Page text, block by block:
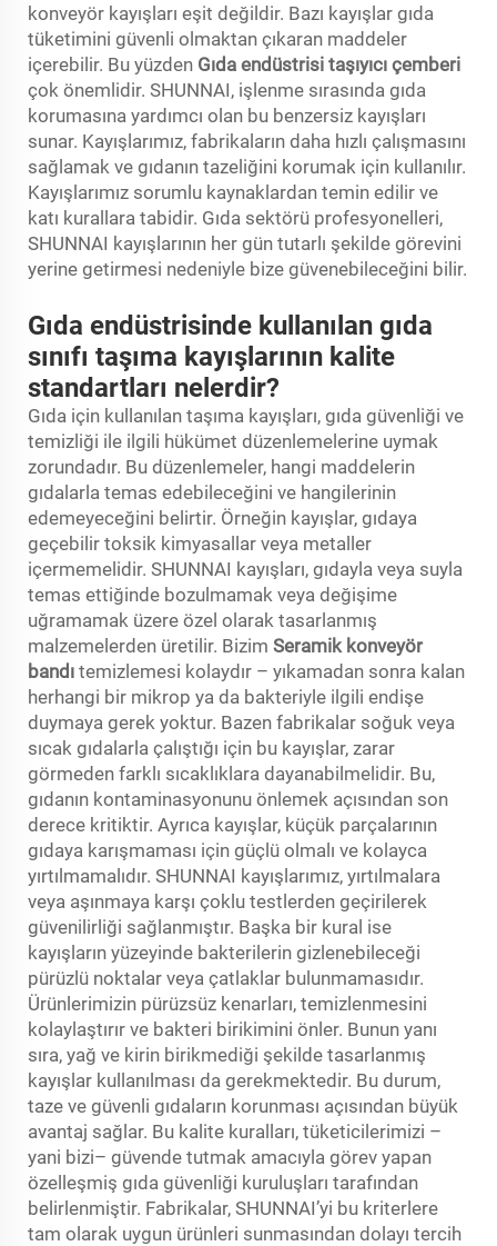
konveyör kayışları eşit değildir. Bazı kayışlar gıda
tüketimini güvenli olmaktan çıkaran maddeler
içerebilir. Bu yüzden Gıda endüstrisi taşıyıcı çemberi
çok önemlidir. SHUNNAI, işlenme sırasında gıda
korumasına yardımcı olan bu benzersiz kayışları
sunar. Kayışlarımız, fabrikaların daha hızlı çalışmasını
sağlamak ve gıdanın tazeliğini korumak için kullanılır.
Kayışlarımız sorumlu kaynaklardan temin edilir ve
katı kurallara tabidir. Gıda sektörü profesyonelleri,
SHUNNAI kayışlarının her gün tutarlı şekilde görevini
yerine getirmesi nedeniyle bize güvenebileceğini bilir.
Gıda endüstrisinde kullanılan gıda
sınıfı taşıma kayışlarının kalite
standartları nelerdir?
Gıda için kullanılan taşıma kayışları, gıda güvenliği ve
temizliği ile ilgili hükümet düzenlemelerine uymak
zorundadır. Bu düzenlemeler, hangi maddelerin
gıdalarla temas edebileceğini ve hangilerinin
edemeyeceğini belirtir. Örneğin kayışlar, gıdaya
geçebilir toksik kimyasallar veya metaller
içermemelidir. SHUNNAI kayışları, gıdayla veya suyla
temas ettiğinde bozulmamak veya değişime
uğramamak üzere özel olarak tasarlanmış
malzemelerden üretilir. Bizim Seramik konveyör
bandı temizlemesi kolaydır – yıkamadan sonra kalan
herhangi bir mikrop ya da bakteriyle ilgili endişe
duymaya gerek yoktur. Bazen fabrikalar soğuk veya
sıcak gıdalarla çalıştığı için bu kayışlar, zarar
görmeden farklı sıcaklıklara dayanabilmelidir. Bu,
gıdanın kontaminasyonunu önlemek açısından son
derece kritiktir. Ayrıca kayışlar, küçük parçalarının
gıdaya karışmaması için güçlü olmalı ve kolayca
yırtılmamalıdır. SHUNNAI kayışlarımız, yırtılmalara
veya aşınmaya karşı çoklu testlerden geçirilerek
güvenilirliği sağlanmıştır. Başka bir kural ise
kayışların yüzeyinde bakterilerin gizlenebileceği
pürüzlü noktalar veya çatlaklar bulunmamasıdır.
Ürünlerimizin pürüzsüz kenarları, temizlenmesini
kolaylaştırır ve bakteri birikimini önler. Bunun yanı
sıra, yağ ve kirin birikmediği şekilde tasarlanmış
kayışlar kullanılması da gerekmektedir. Bu durum,
taze ve güvenli gıdaların korunması açısından büyük
avantaj sağlar. Bu kalite kuralları, tüketicilerimizi –
yani bizi– güvende tutmak amacıyla görev yapan
özelleşmiş gıda güvenliği kuruluşları tarafından
belirlenmiştir. Fabrikalar, SHUNNAI’yi bu kriterlere
tam olarak uygun ürünleri sunmasından dolayı tercih